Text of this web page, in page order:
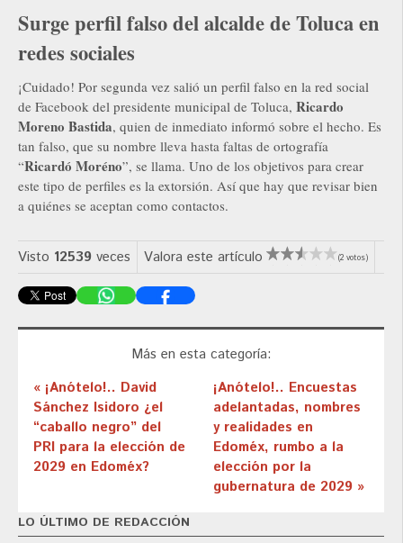
Surge perfil falso del alcalde de Toluca en
redes sociales
¡Cuidado! Por segunda vez salió un perfil falso en la red social
de Facebook del presidente municipal de Toluca, Ricardo
Moreno Bastida, quien de inmediato informó sobre el hecho. Es
tan falso, que su nombre lleva hasta faltas de ortografía
“Ricardó Moréno”, se llama. Uno de los objetivos para crear
este tipo de perfiles es la extorsión. Así que hay que revisar bien
a quiénes se aceptan como contactos.
Visto 12539 veces Valora este artículo (2 votos)
Más en esta categoría:
« ¡Anótelo!.. David
Sánchez Isidoro ¿el
“caballo negro” del
PRI para la elección de
2029 en Edoméx?
¡Anótelo!.. Encuestas
adelantadas, nombres
y realidades en
Edoméx, rumbo a la
elección por la
gubernatura de 2029 »
LO ÚLTIMO DE REDACCIÓN